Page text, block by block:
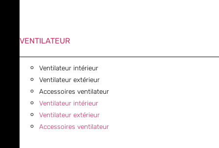
VENTILATEUR
Ventilateur intérieur
Ventilateur extérieur
Accessoires ventilateur
Ventilateur intérieur
Ventilateur extérieur
Accessoires ventilateur